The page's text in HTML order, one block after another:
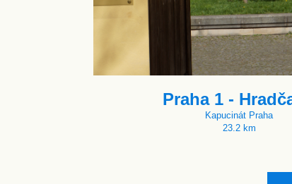
Praha 1 -
Kapucinát Praha
23.2 km